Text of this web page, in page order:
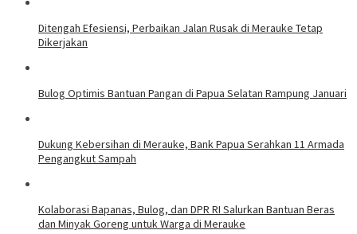
Ditengah Efesiensi, Perbaikan Jalan Rusak di Merauke Tetap
Dikerjakan
Bulog Optimis Bantuan Pangan di Papua Selatan Rampung Januari
​Dukung Kebersihan di Merauke, Bank Papua Serahkan 11 Armada
Pengangkut Sampah
​Kolaborasi Bapanas, Bulog, dan DPR RI Salurkan Bantuan Beras
dan Minyak Goreng untuk Warga di Merauke